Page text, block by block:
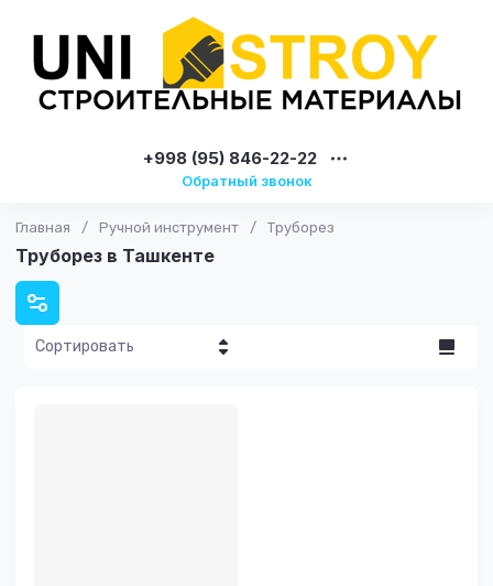
+998 (95) 846-22-22
Обратный звонок
Главная / Ручной инструмент / Труборез
Труборез в Ташкенте
Сортировать